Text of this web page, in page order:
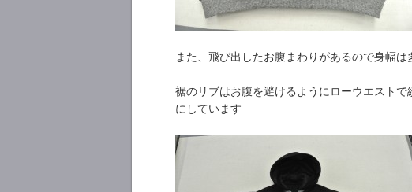
また、飛び出したお腹まわりがあるので身幅
裾のリブはお腹を避けるようにローウエスト
にしています